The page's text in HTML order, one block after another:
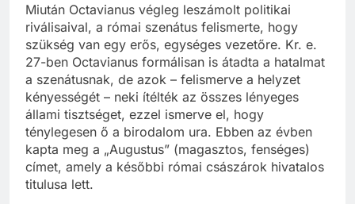
Miután Octavianus végleg leszámolt politikai
riválisaival, a római szenátus felismerte, hogy
szükség van egy erős, egységes vezetőre. Kr. e.
27-ben Octavianus formálisan is átadta a hatalmat
a szenátusnak, de azok – felismerve a helyzet
kényességét – neki ítélték az összes lényeges
állami tisztséget, ezzel ismerve el, hogy
ténylegesen ő a birodalom ura. Ebben az évben
kapta meg a „Augustus” (magasztos, fenséges)
címet, amely a későbbi római császárok hivatalos
titulusa lett.